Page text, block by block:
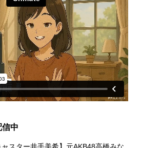
中
スター井手美希】元AKB48高橋みな